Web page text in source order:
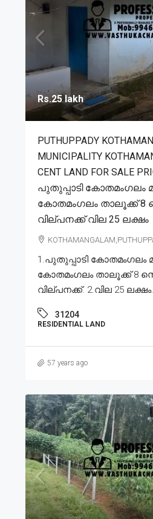
Rs.25 lakh
PUTHUPPADY
MUNICIPALITY
CENT LAND FOR SALE
പുതുപ്പാടി കോതമംഗലം
കോതമംഗലം താലൂക്ക്
വില്പനക്ക് വില 25 ലക്ഷം
1.പുതുപ്പാടി കോതമംഗലം
കോതമംഗലം താലൂക്ക് 8
വില്പനക്ക്. 2.വില 25
31204
RESIDENTIAL LAND
57 years ago